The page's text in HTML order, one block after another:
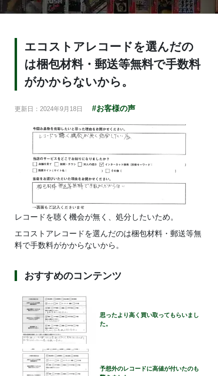
エコストアレコードを選んだの
は梱包材料・郵送等無料で手数料
がかからないから。
更新日：2024年9月18日 #お客様の声
レコードを聴く機会が無く、処分したいため。
エコストアレコードを選んだのは梱包材料・郵送等無
料で手数料がかからないから。
おすすめのコンテンツ
思ったより高く買い取ってもらいまし
た。
予想外のレコードに高値が付いたのも